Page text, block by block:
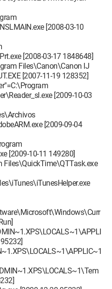
[2008-03-10
[2008-03-17 1848648]
Files\Canon\Canon IJ
[2007-11-19 128352]
[2009-10-03
[2009-09-04
[2009-10-11 149280]
Files\QuickTime\QTTask.exe